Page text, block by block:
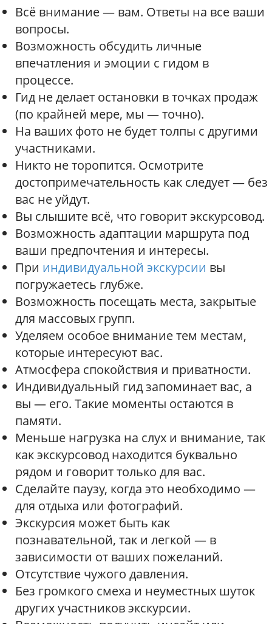
Всё внимание — вам. Ответы на все ваши
вопросы.
Возможность обсудить личные
впечатления и эмоции с гидом в
процессе.
Гид не делает остановки в точках продаж
(по крайней мере, мы — точно).
На ваших фото не будет толпы с другими
участниками.
Никто не торопится. Осмотрите
достопримечательность как следует — без
вас не уйдут.
Вы слышите всё, что говорит экскурсовод.
Возможность адаптации маршрута под
ваши предпочтения и интересы.
При индивидуальной экскурсии вы
погружаетесь глубже.
Возможность посещать места, закрытые
для массовых групп.
Уделяем особое внимание тем местам,
которые интересуют вас.
Атмосфера спокойствия и приватности.
Индивидуальный гид запоминает вас, а
вы — его. Такие моменты остаются в
памяти.
Меньше нагрузка на слух и внимание, так
как экскурсовод находится буквально
рядом и говорит только для вас.
Сделайте паузу, когда это необходимо —
для отдыха или фотографий.
Экскурсия может быть как
познавательной, так и легкой — в
зависимости от ваших пожеланий.
Отсутствие чужого давления.
Без громкого смеха и неуместных шуток
других участников экскурсии.